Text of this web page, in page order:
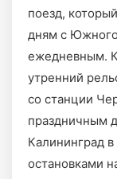
поезд,
дням с Южного
ежедневным.
утренний
со станции
праздничным
Калининград
остановками